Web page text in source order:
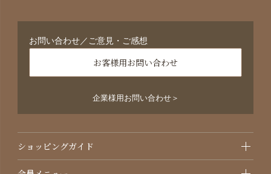
お問い合わせ／ご意見・ご感想
お客様用お問い合わせ
企業様用お問い合わせ＞
ショッピングガイド